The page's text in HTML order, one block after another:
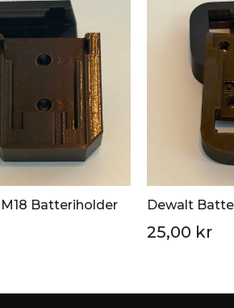
Batteriholder Dewalt
25,00 kr